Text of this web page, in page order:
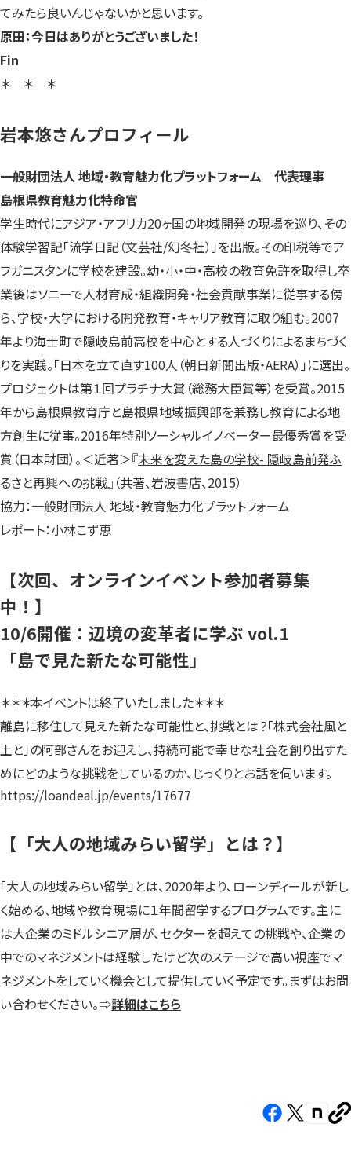
てみたら良いんじゃないかと思います。
原田：今日はありがとうございました！
Fin
＊ ＊ ＊
岩本悠さんプロフィール
一般財団法人 地域・教育魅力化プラットフォーム 代表理事
島根県教育魅力化特命官
学生時代にアジア・アフリカ20ヶ国の地域開発の現場を巡り、その
体験学習記「流学日記（文芸社/幻冬社）」を出版。その印税等でア
フガニスタンに学校を建設。幼・小・中・高校の教育免許を取得し卒
業後はソニーで人材育成・組織開発・社会貢献事業に従事する傍
ら、学校・大学における開発教育・キャリア教育に取り組む。2007
年より海士町で隠岐島前高校を中心とする人づくりによるまちづく
りを実践。「日本を立て直す100人（朝日新聞出版・AERA）」に選出。
プロジェクトは第１回プラチナ大賞（総務大臣賞等）を受賞。2015
年から島根県教育庁と島根県地域振興部を兼務し教育による地
方創生に従事。2016年特別ソーシャルイノベーター最優秀賞を受
賞（日本財団）。＜近著＞『未来を変えた島の学校- 隠岐島前発ふ
るさと再興への挑戦』（共著、岩波書店、2015）
協力：一般財団法人 地域・教育魅力化プラットフォーム
レポート：小林こず恵
【次回、オンラインイベント参加者募集
中！】
10/6開催：辺境の変革者に学ぶ vol.1
「島で見た新たな可能性」
＊＊＊本イベントは終了いたしました＊＊＊
離島に移住して見えた新たな可能性と、挑戦とは？「株式会社風と
土と」の阿部さんをお迎えし、持続可能で幸せな社会を創り出すた
めにどのような挑戦をしているのか、じっくりとお話を伺います。
https://loandeal.jp/events/17677
【「大人の地域みらい留学」とは？】
「大人の地域みらい留学」とは、2020年より、ローンディールが新し
く始める、地域や教育現場に１年間留学するプログラムです。主に
は大企業のミドルシニア層が、セクターを超えての挑戦や、企業の
中でのマネジメントは経験したけど次のステージで高い視座でマ
ネジメントをしていく機会として提供していく予定です。まずはお問
い合わせください。⇨詳細はこちら
Facebook（新
X（新 note（新